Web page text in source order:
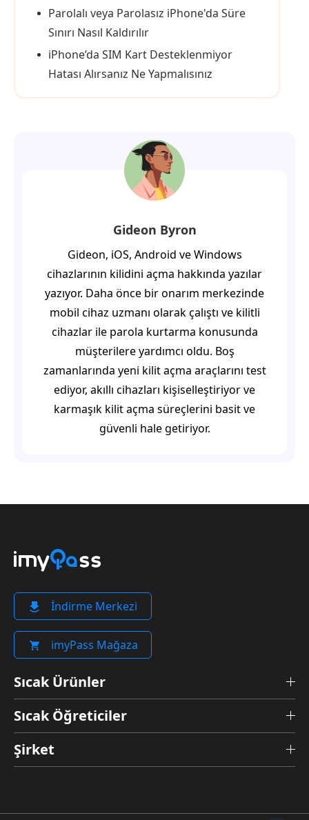
Parolalı veya Parolasız iPhone'da Süre
Sınırı Nasıl Kaldırılır
iPhone’da SIM Kart Desteklenmiyor
Hatası Alırsanız Ne Yapmalısınız
Gideon Byron
Gideon, iOS, Android ve Windows
cihazlarının kilidini açma hakkında yazılar
yazıyor. Daha önce bir onarım merkezinde
mobil cihaz uzmanı olarak çalıştı ve kilitli
cihazlar ile parola kurtarma konusunda
müşterilere yardımcı oldu. Boş
zamanlarında yeni kilit açma araçlarını test
ediyor, akıllı cihazları kişiselleştiriyor ve
karmaşık kilit açma süreçlerini basit ve
güvenli hale getiriyor.
İndirme Merkezi
imyPass Mağaza
Sıcak Ürünler
Sıcak Öğreticiler
Şirket